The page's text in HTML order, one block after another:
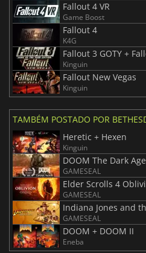
Fallout 4 VR
Game Boost
Fallout 4
K4G
Kinguin
Fallout New Vegas
Kinguin
TAMBÉM POSTADO POR
Heretic + Hexen
Kinguin
DOOM The Dark
GAMESEAL
Elder Scrolls 4
GAMESEAL
Indiana Jones and
GAMESEAL
DOOM + DOOM II
Eneba